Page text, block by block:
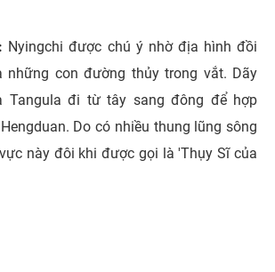
Nyingchi được chú ý nhờ địa hình đồi
những con đường thủy trong vắt. Dãy
Tangula đi từ tây sang đông để hợp
Do có nhiều thung lũng sông
này đôi khi được gọi là 'Thụy Sĩ của